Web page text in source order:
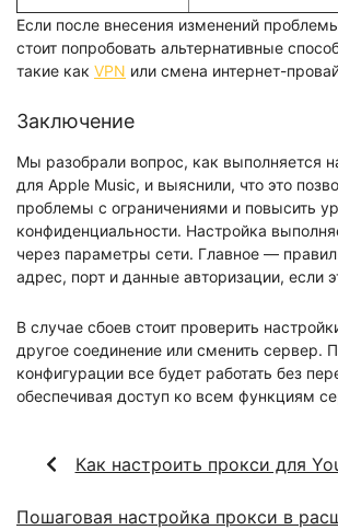
Если после внесения изменений
стоит попробовать альтернативные
такие как VPN или смена интернет-
Заключение
Мы разобрали вопрос, как выполняется
для Apple Music, и выяснили, что это
проблемы с ограничениями и повысить
конфиденциальности. Настройка
через параметры сети. Главное —
адрес, порт и данные авторизации, если
В случае сбоев стоит проверить
другое соединение или сменить сервер.
конфигурации все будет работать без
обеспечивая доступ ко всем функциям
Как настроить прокси для
Пошаговая настройка прокси в